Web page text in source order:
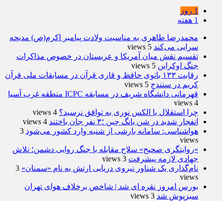
1 روز
1 هفته
محمدرضا طاهری به مناسبت ولادت پیامبر اکرم(ص) مدیحه
سرایی می‌کند 5 views
تقسیم نقش میان آمریکا و عربستان در خصوص مذاکرات
جنگ اوکراین 5 views
رقابت ۱۳۳ بانوی حافظ و قاری قرآن در مسابقات ملی قرآن
کریم در سنندج 5 views
قهرمانی دانشگاه شریف در مسابقه ICPC منطقه غرب آسیا
4 views
چرا استقلال با الکس نوری به توافق نرسید؟ 4 views
انفجار شدید در شن یانگ چین ؛۳ نفر جان باختند
4 views
هواشناسی: سامانه بارشی از شنبه وارد کشور می‌شود 3
views
«روایتگری صحیح» سلاح مقابله با جنگ روایی دشمن؛ تلاش
جهادی لازمه پیشرفت 3 views
نام‌گذاری یک شناور نیروی دریایی ارتش به نام «سمنان» 3
views
بورس امروز نقره ای شد | شاخص برخلاف هوای تهران
سبزپوش شد 3 views